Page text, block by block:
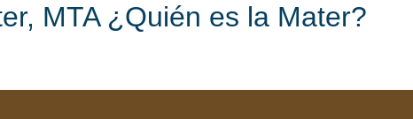
MTA ¿Quién es la Mater?